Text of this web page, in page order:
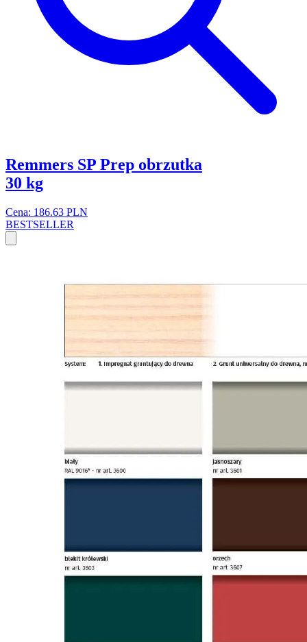
Remmers SP Prep obrzutka
30 kg
Cena: 186.63 PLN
BESTSELLER